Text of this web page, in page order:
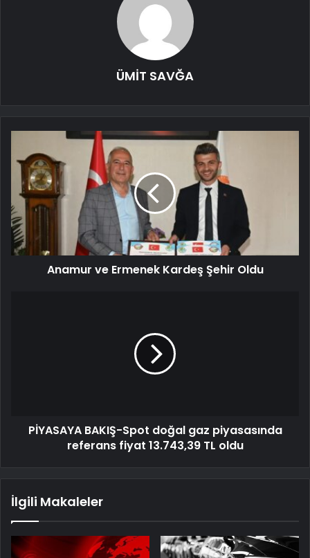
ÜMİT SAVĞA
Anamur ve Ermenek Kardeş Şehir Oldu
PİYASAYA BAKIŞ-Spot doğal gaz piyasasında
referans fiyat 13.743,39 TL oldu
İlgili Makaleler